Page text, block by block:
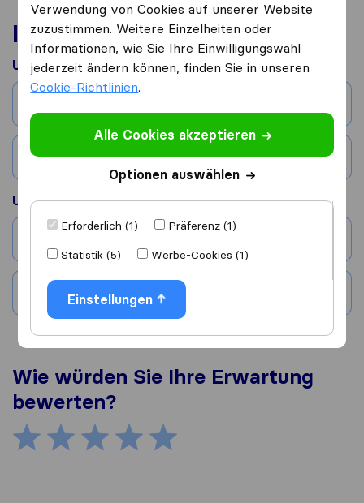
Ihre Umzugserfahrung
Umgezogen aus
Land
Umgezogen nach
Land
Wie würden Sie Ihre Erwartung
bewerten?
Verwendung von Cookies auf unserer Website
zuzustimmen. Weitere Einzelheiten oder
Informationen, wie Sie Ihre Einwilligungswahl
jederzeit ändern können, finden Sie in unseren
Cookie-Richtlinien.
Alle Cookies akzeptieren
Optionen auswählen
Erforderlich (1)
Präferenz (1)
Statistik (5)
Werbe-Cookies (1)
Einstellungen